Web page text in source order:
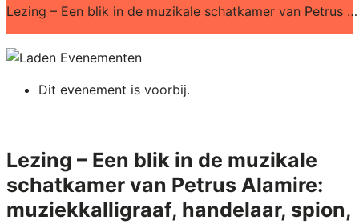
Lezing – Een blik in de muzikale schatkamer van Petrus Alamire: muziekkalligraaf, handelaar, spion, …
Dit evenement is voorbij.
Lezing – Een blik in de muzikale
schatkamer van Petrus Alamire:
muziekkalligraaf, handelaar, spion,